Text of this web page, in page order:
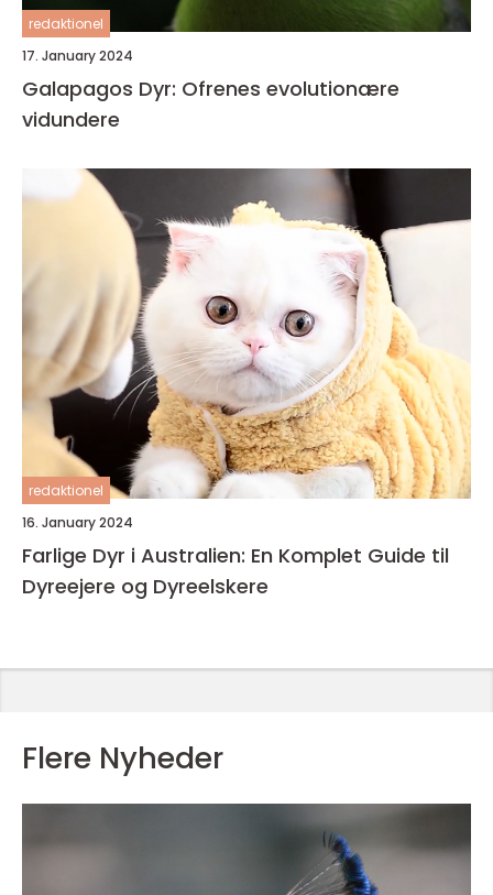
redaktionel
17. January 2024
Galapagos Dyr: Ofrenes evolutionære
vidundere
redaktionel
16. January 2024
Farlige Dyr i Australien: En Komplet Guide til
Dyreejere og Dyreelskere
Flere Nyheder